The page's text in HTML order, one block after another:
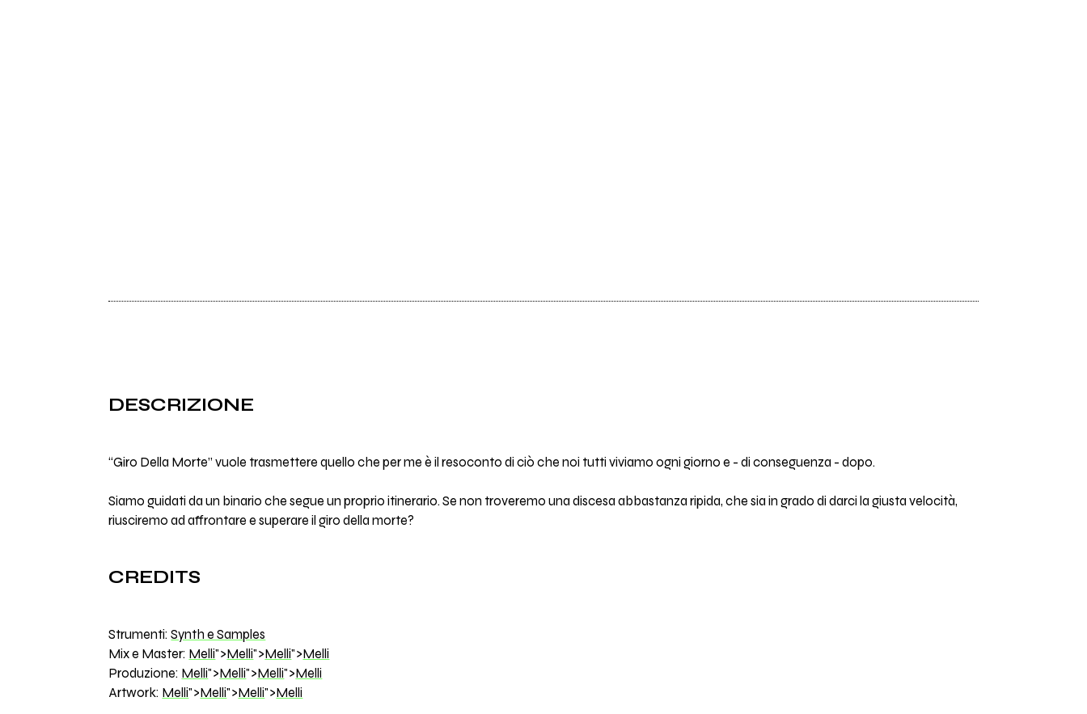
DESCRIZIONE
“Giro Della Morte” vuole trasmettere quello che per me è il resoconto di ciò che noi tutti viviamo ogni giorno e - di conseguenza - dopo.
Siamo guidati da un binario che segue un proprio itinerario. Se non troveremo una discesa abbastanza ripida, che sia in grado di darci la giusta velocità,
riusciremo ad affrontare e superare il giro della morte?
CREDITS
Strumenti:Synth e Samples
Mix e Master: Melli">Melli">Melli">Melli
Produzione: Melli">Melli">Melli">Melli
Artwork: Melli">Melli">Melli">Melli